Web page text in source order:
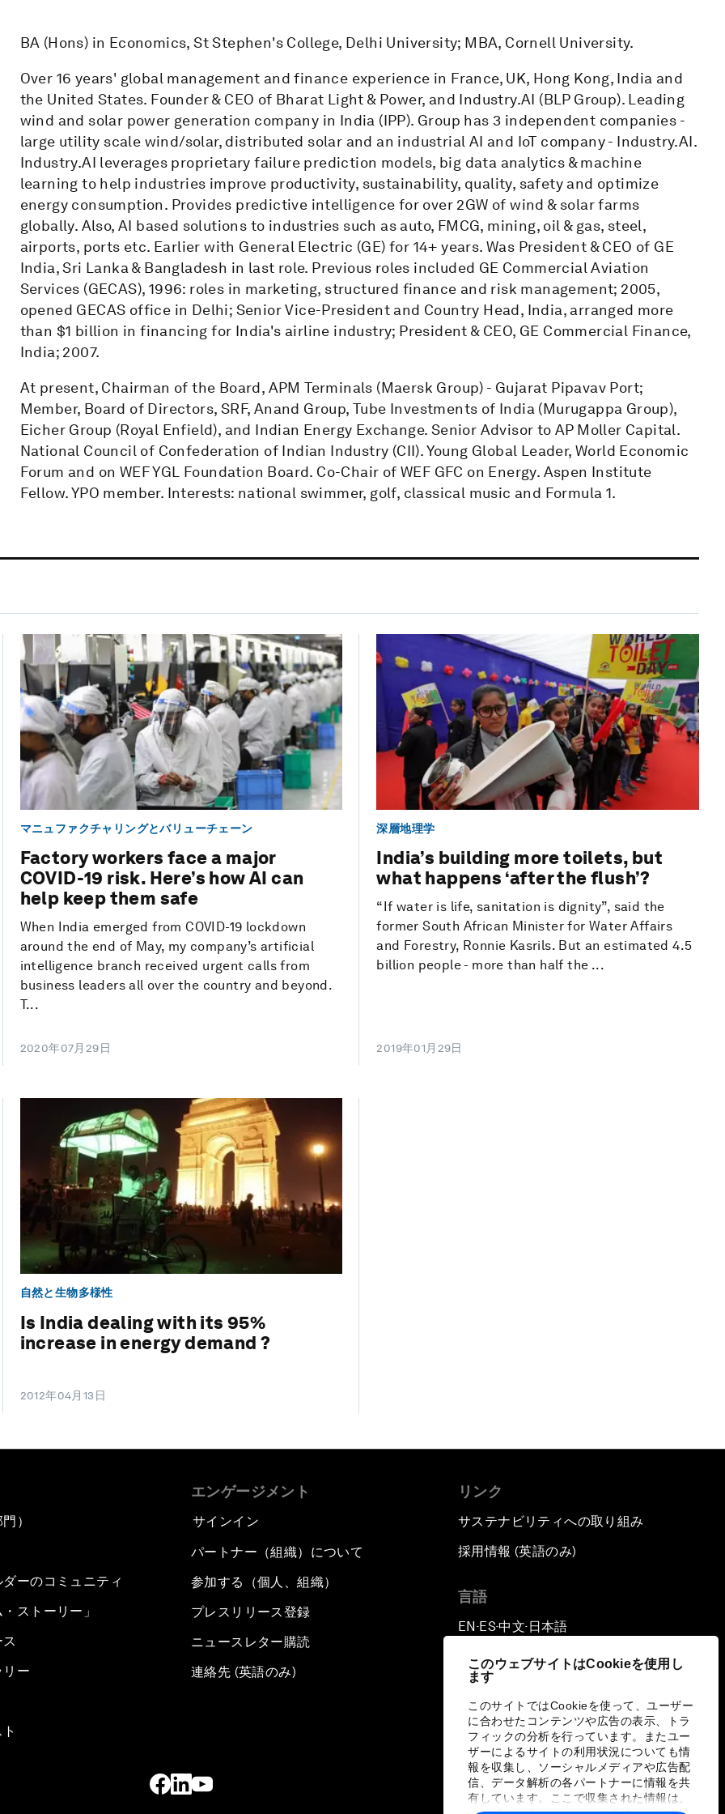
このウェブサイトはCookieを使用し
ます
このサイトではCookieを使って、ユーザー
に合わせたコンテンツや広告の表示、トラ
フィックの分析を行っています。またユー
ザーによるサイトの利用状況についても情
報を収集し、ソーシャルメディアや広告配
信、データ解析の各パートナーに情報を共
有しています。ここで収集された情報は、
BA (Hons) in Economics, St Stephen's College, Delhi University; MBA, Cornell University.
Over 16 years' global management and finance experience in France, UK, Hong Kong, India and
the United States. Founder & CEO of Bharat Light & Power, and Industry.AI (BLP Group). Leading
wind and solar power generation company in India (IPP). Group has 3 independent companies -
large utility scale wind/solar, distributed solar and an industrial AI and IoT company - Industry.AI.
Industry.AI leverages proprietary failure prediction models, big data analytics & machine
learning to help industries improve productivity, sustainability, quality, safety and optimize
energy consumption. Provides predictive intelligence for over 2GW of wind & solar farms
globally. Also, AI based solutions to industries such as auto, FMCG, mining, oil & gas, steel,
airports, ports etc. Earlier with General Electric (GE) for 14+ years. Was President & CEO of GE
India, Sri Lanka & Bangladesh in last role. Previous roles included GE Commercial Aviation
Services (GECAS), 1996: roles in marketing, structured finance and risk management; 2005,
opened GECAS office in Delhi; Senior Vice-President and Country Head, India, arranged more
than $1 billion in financing for India's airline industry; President & CEO, GE Commercial Finance,
India; 2007.
At present, Chairman of the Board, APM Terminals (Maersk Group) - Gujarat Pipavav Port;
Member, Board of Directors, SRF, Anand Group, Tube Investments of India (Murugappa Group),
Eicher Group (Royal Enfield), and Indian Energy Exchange. Senior Advisor to AP Moller Capital.
National Council of Confederation of Indian Industry (CII). Young Global Leader, World Economic
Forum and on WEF YGL Foundation Board. Co-Chair of WEF GFC on Energy. Aspen Institute
Fellow. YPO member. Interests: national swimmer, golf, classical music and Formula 1.
マニュファクチャリングとバリューチェーン
Factory workers face a major
COVID-19 risk. Here’s how AI can
help keep them safe
When India emerged from COVID-19 lockdown
around the end of May, my company’s artificial
intelligence branch received urgent calls from
business leaders all over the country and beyond.
T...
2020年07月29日
深層地理学
India’s building more toilets, but
what happens ‘after the flush’?
“If water is life, sanitation is dignity”, said the
former South African Minister for Water Affairs
and Forestry, Ronnie Kasrils. But an estimated 4.5
billion people - more than half the ...
2019年01月29日
自然と生物多様性
Is India dealing with its 95%
increase in energy demand ?
2012年04月13日
）
ーのコミュニティ
ストーリー」
ー
エンゲージメント
サインイン
パートナー（組織）について
参加する（個人、組織）
プレスリリース登録
ニュースレター購読
連絡先 (英語のみ)
リンク
サステナビリティへの取り組み
採用情報 (英語のみ)
言語
EN ▪ES▪中文▪ 日本語